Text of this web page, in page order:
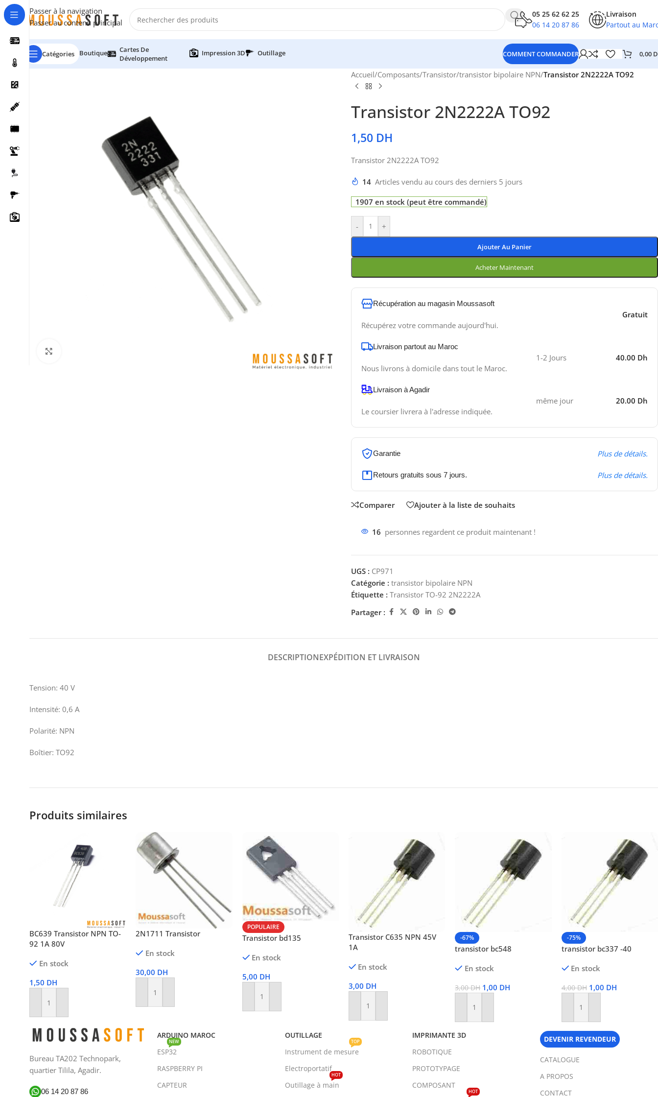
Passer à la navigation
Passer au contenu principal
moussasoft
05 25 62 62 25
06 14 20 87 86
Livraison
Partout au
Catégories Boutique
Cartes De
Développement
Impression 3D Outillage COMMENT COMMANDER 0,00
Accueil/Composants/Transistor/transistor bipolaire NPN/Transistor 2N2222A TO92
Transistor 2N2222A TO92
1,50 DH
Transistor 2N2222A TO92
14 Articles vendu au cours des derniers 5 jours
1907 en stock (peut être commandé)
- +
Ajouter Au Panier
Acheter Maintenant
Récupération au magasin Moussasoft
Récupérez votre commande aujourd'hui.
Gratuit
Livraison partout au Maroc
Nous livrons à domicile dans tout le Maroc.
1-2 Jours 40.00 Dh
Livraison à Agadir
Le coursier livrera à l'adresse indiquée.
même jour 20.00 Dh
Garantie Plus de détails.
Retours gratuits sous 7 jours. Plus de détails.
Comparer Ajouter à la liste de souhaits
16 personnes regardent ce produit maintenant !
UGS : CP971
Catégorie : transistor bipolaire NPN
Étiquette : Transistor TO-92 2N2222A
Partager :
DESCRIPTIONEXPÉDITION ET LIVRAISON
Tension: 40 V
Intensité: 0,6 A
Polarité: NPN
Boîtier: TO92
Produits similaires
BC639 Transistor NPN TO-
92 1A 80V
En stock
1,50 DH
Ajouter Au Panier
2N1711 Transistor
En stock
30,00 DH
Ajouter Au Panier
POPULAIRE
Transistor bd135
En stock
5,00 DH
Ajouter Au Panier
Transistor C635 NPN 45V
1A
En stock
3,00 DH
Ajouter Au Panier
-67%
transistor bc548
En stock
3,00DH 1,00 DH
Ajouter Au Panier
-75%
transistor bc337 -40
En stock
4,00DH 1,00 DH
Ajouter Au Panier
Bureau TA202 Technopark,
quartier Tilila, Agadir.
06 14 20 87 86
ARDUINO MAROC
ESP32
NEW
RASPBERRY PI
CAPTEUR
OUTILLAGE
Instrument de mesure
TOP
Electroportatif
Outillage à main
HOT
IMPRIMANTE 3D
ROBOTIQUE
PROTOTYPAGE
COMPOSANT
HOT
DEVENIR REVENDEUR
CATALOGUE
A PROPOS
CONTACT